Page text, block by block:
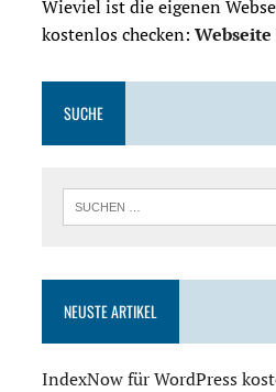
Wieviel ist die eigenen
kostenlos checken:
SUCHE
NEUSTE ARTIKEL
IndexNow für WordPress